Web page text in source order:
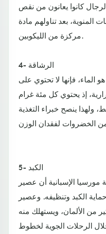
كانوا يعانون من نقص
بعد تناولهم مادة
مركزة من الليكوبين.
4- الرشاقة
هو الماء، فإنها لا تحتوي على
إذ يحتوي كل مئة غرام
فقط، ولهذا ينصح خبراء التغذية
5- الكبد
الإسبانية أن عصير
الكبد وتنظيفه. وعصير
من الألمان، ويستهلك منه
خلال الرحلات الجوية لخطوط